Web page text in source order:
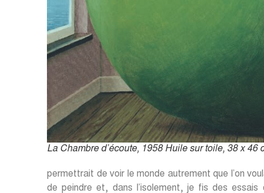
La Chambre d’écoute, 1958 Huile sur toile, 38 x
permettrait de voir le monde autrement que l’on
de peindre et, dans l’isolement, je fis des